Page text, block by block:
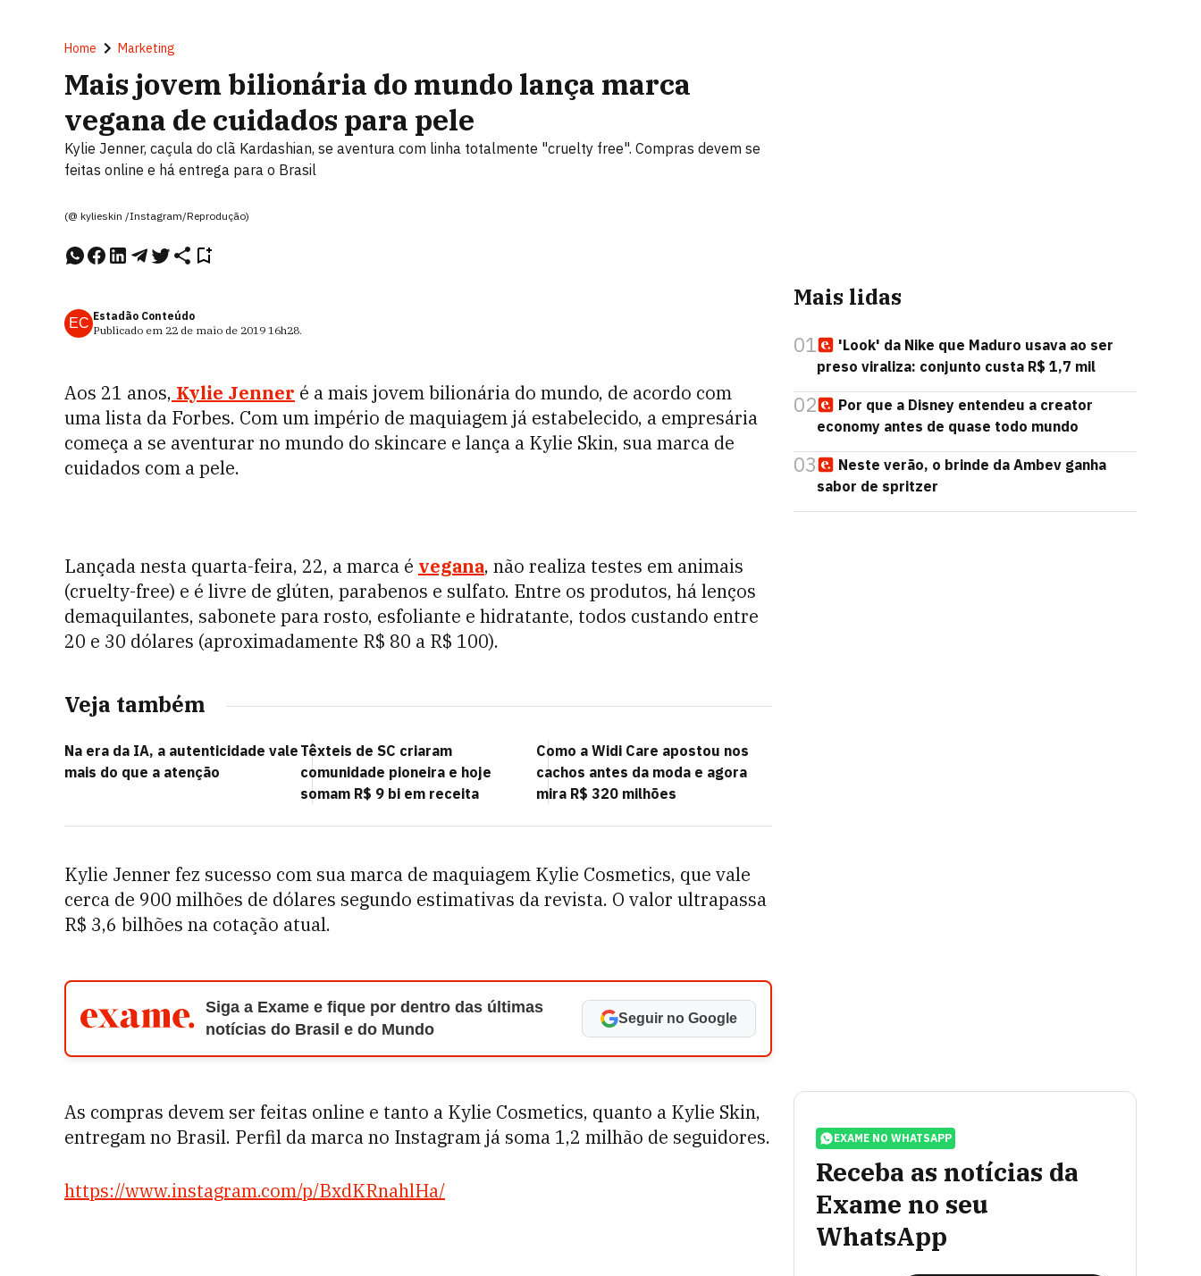
Home Marketing
Mais jovem bilionária do mundo lança marca
vegana de cuidados para pele
Kylie Jenner, caçula do clã Kardashian, se aventura com linha totalmente "cruelty free". Compras devem se
feitas online e há entrega para o Brasil
(@ kylieskin /Instagram/Reprodução)
EC Estadão Conteúdo
Publicado em 22 de maio de 2019 16h28.
Aos 21 anos, Kylie Jenner é a mais jovem bilionária do mundo, de acordo com
uma lista da Forbes. Com um império de maquiagem já estabelecido, a empresária
começa a se aventurar no mundo do skincare e lança a Kylie Skin, sua marca de
cuidados com a pele.
Lançada nesta quarta-feira, 22, a marca é vegana, não realiza testes em animais
(cruelty-free) e é livre de glúten, parabenos e sulfato. Entre os produtos, há lenços
demaquilantes, sabonete para rosto, esfoliante e hidratante, todos custando entre
20 e 30 dólares (aproximadamente R$ 80 a R$ 100).
Veja também
Na era da IA, a autenticidade vale
mais do que a atenção
Têxteis de SC criaram
comunidade pioneira e hoje
somam R$ 9 bi em receita
Como a Widi Care apostou nos
cachos antes da moda e agora
mira R$ 320 milhões
Kylie Jenner fez sucesso com sua marca de maquiagem Kylie Cosmetics, que vale
cerca de 900 milhões de dólares segundo estimativas da revista. O valor ultrapassa
R$ 3,6 bilhões na cotação atual.
Siga a Exame e fique por dentro das últimas
notícias do Brasil e do Mundo
Seguir no Google
As compras devem ser feitas online e tanto a Kylie Cosmetics, quanto a Kylie Skin,
entregam no Brasil. Perfil da marca no Instagram já soma 1,2 milhão de seguidores.
https://www.instagram.com/p/BxdKRnahlHa/
Mais lidas
01
'Look' da Nike que Maduro usava ao ser
preso viraliza: conjunto custa R$ 1,7 mil
02
Por que a Disney entendeu a creator
economy antes de quase todo mundo
03
Neste verão, o brinde da Ambev ganha
sabor de spritzer
EXAME NO WHATSAPP
Receba as notícias da
Exame no seu
WhatsApp